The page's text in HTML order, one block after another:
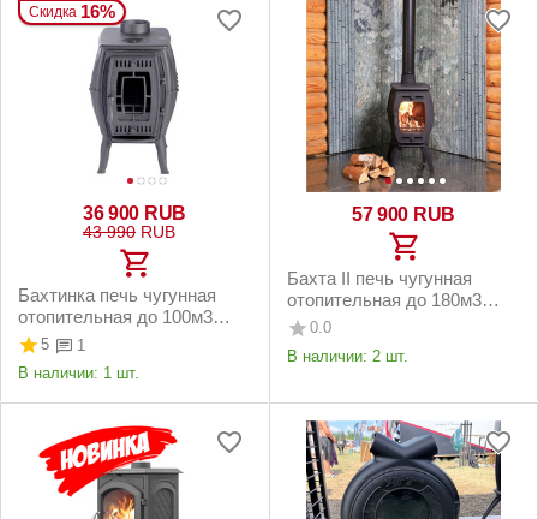
Скидка 16%
36 900 RUB
43 990 RUB
Бахтинка печь чугунная
отопительная до 100м3
серая
5
1
В наличии: 1 шт.
57 900 RUB
Бахта II печь чугунная
отопительная до 180м3
чёрная
0.0
В наличии: 2 шт.